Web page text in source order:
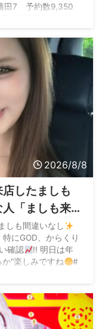
田7 予約数9,350
2026/8/8
したましも
「ましも来
ん、そんなん
い」
しも間違いなし
特にGOD、からくり
確認
!! 明日は年
"楽しみですね
#